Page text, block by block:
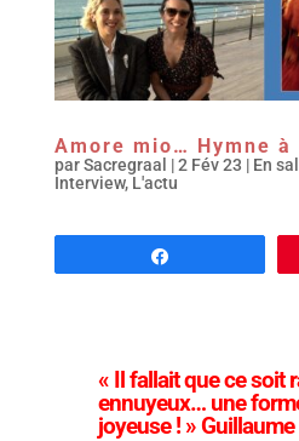
Amore mio… Hymne à
parSacregraal |2 Fév 23 | En
Interview, L'actu
« Il fallait que ce soit
ennuyeux… une
joyeuse ! »